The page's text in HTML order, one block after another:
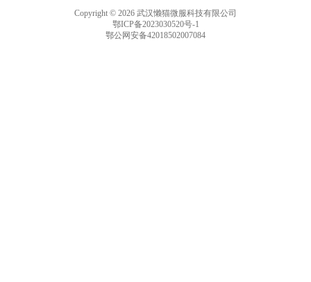
Copyright © 2026 武汉懒猫微服科技有限公司
鄂ICP备2023030520号-1
鄂公网安备42018502007084